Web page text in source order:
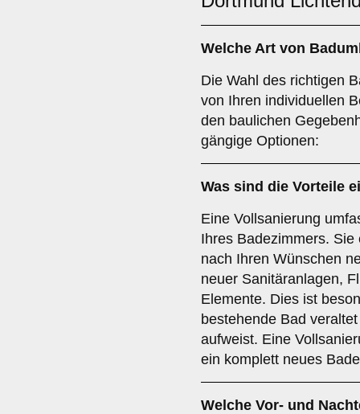
Welche Art von
Die Wahl des richtigen
von Ihren individuellen
den baulichen
gängige Optionen:
Was sind die Vorteile
Eine Vollsanierung
Ihres Badezimmers.
nach Ihren Wünschen
neuer Sanitäranlagen,
Elemente. Dies ist
bestehende Bad
aufweist. Eine
ein komplett neues
Welche Vor- und